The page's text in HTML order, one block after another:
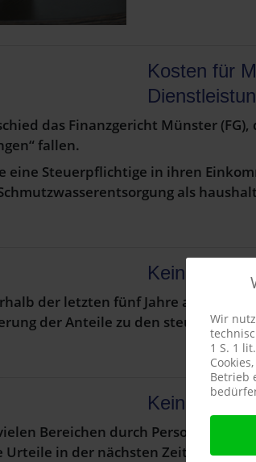
Kosten für
das Finanzgericht Münster
fallen.
eine Steuerpflichtige in ihren
als
Keine
der letzten fünf Jahre am
der Anteile zu den
Kein
Bereichen durch
in der nächsten Zeit
Wir
1 S. 1
Betrieb